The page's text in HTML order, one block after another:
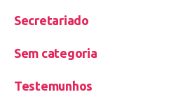
Secretariado
Sem categoria
Testemunhos